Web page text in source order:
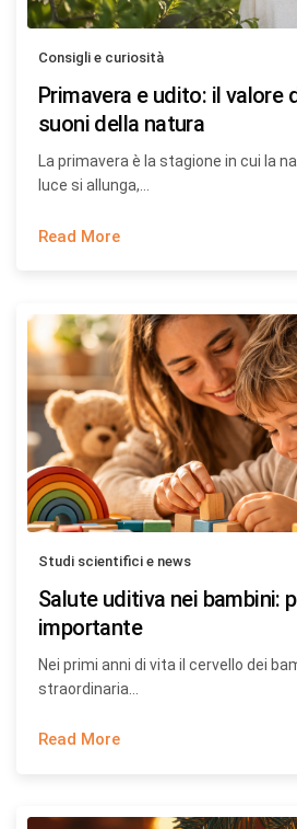
Consigli e curiosità
Primavera e udito: il valore
suoni della natura
La primavera è la stagione in cui la
luce si allunga,…
Read More
Studi scientifici e news
Salute uditiva nei bambini:
importante
Nei primi anni di vita il cervello dei
straordinaria…
Read More